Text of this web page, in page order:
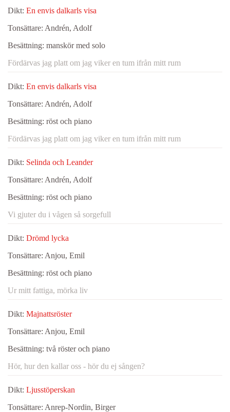
Dikt: En envis dalkarls visa
Tonsättare: Andrén, Adolf
Besättning: manskör med solo
Fördärvas jag platt om jag viker en tum ifrån mitt rum
Dikt: En envis dalkarls visa
Tonsättare: Andrén, Adolf
Besättning: röst och piano
Fördärvas jag platt om jag viker en tum ifrån mitt rum
Dikt: Selinda och Leander
Tonsättare: Andrén, Adolf
Besättning: röst och piano
Vi gjuter du i vågen så sorgefull
Dikt: Drömd lycka
Tonsättare: Anjou, Emil
Besättning: röst och piano
Ur mitt fattiga, mörka liv
Dikt: Majnattsröster
Tonsättare: Anjou, Emil
Besättning: två röster och piano
Hör, hur den kallar oss - hör du ej sången?
Dikt: Ljusstöperskan
Tonsättare: Anrep-Nordin, Birger